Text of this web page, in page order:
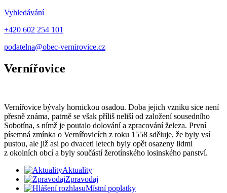
Vyhledávání
+420 602 254 101
podatelna@obec-vernirovice.cz
Vernířovice
Vernířovice bývaly hornickou osadou. Doba jejich vzniku sice není
přesně známa, patrně se však příliš neliší od založení sousedního
Sobotína, s nímž je poutalo dolování a zpracování železa. První
písemná zmínka o Vernířovicích z roku 1558 sděluje, že byly vsí
pustou, ale již asi po dvaceti letech byly opět osazeny lidmi
z okolních obcí a byly součástí žerotínského losinského panství.
Aktuality
Zpravodaj
Místní poplatky